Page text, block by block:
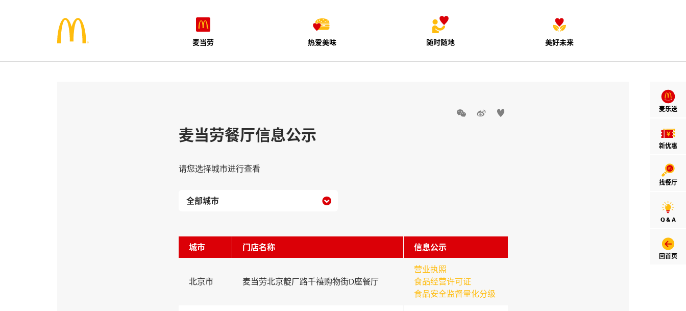
麦当劳 热爱美味 随时随地 美好未来
麦乐送
新优惠
找餐厅
Q & A
回首页
  
麦当劳餐厅信息公示
请您选择城市进行查看

城市 门店名称 信息公示
北京市 麦当劳北京靛厂路千禧购物街D座餐厅
营业执照
食品经营许可证
食品安全监督量化分级